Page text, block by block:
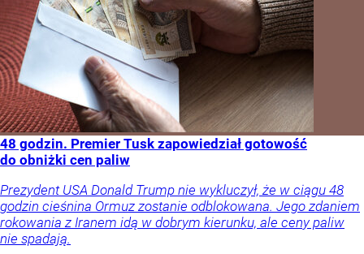
48 godzin. Premier Tusk zapowiedział gotowość
do obniżki cen paliw
Prezydent USA Donald Trump nie wykluczył, że w ciągu 48
godzin cieśnina Ormuz zostanie odblokowana. Jego zdaniem
rokowania z Iranem idą w dobrym kierunku, ale ceny paliw
nie spadają.